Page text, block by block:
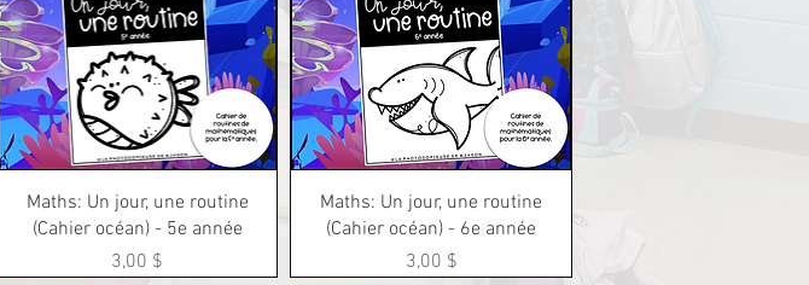
Aperçu rapide
Maths: Un jour, une routine
(Cahier océan) - 5e année
Prix
3,00 $
Aperçu rapide
Maths: Un jour, une routine
(Cahier océan) - 6e année
Prix
3,00 $